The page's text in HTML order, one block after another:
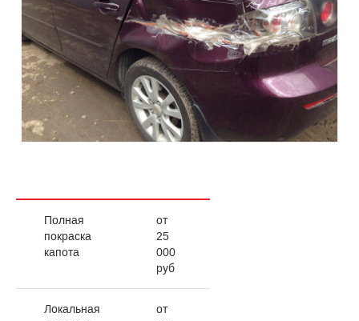
Полная
покраска
капота
от
25
000
руб
Локальная
от